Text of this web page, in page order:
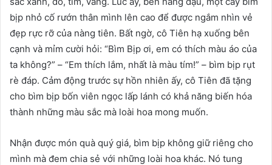
bịp nhỏ cố rướn thân mình lên cao để được ngắm nhìn vẻ
đẹp rực rỡ của nàng tiên. Bất ngờ, cô Tiên hạ xuống bên
cạnh và mỉm cười hỏi: “Bìm Bịp ơi, em có thích màu áo của
ta không?” – “Em thích lắm, nhất là màu tím!” – bìm bịp rụt
rè đáp. Cảm động trước sự hồn nhiên ấy, cô Tiên đã tặng
cho bìm bịp bốn viên ngọc lấp lánh có khả năng biến hóa
thành những màu sắc mà loài hoa mong muốn.
Nhận được món quà quý giá, bìm bịp không giữ riêng cho
mình mà đem chia sẻ với những loài hoa khác. Nó tung